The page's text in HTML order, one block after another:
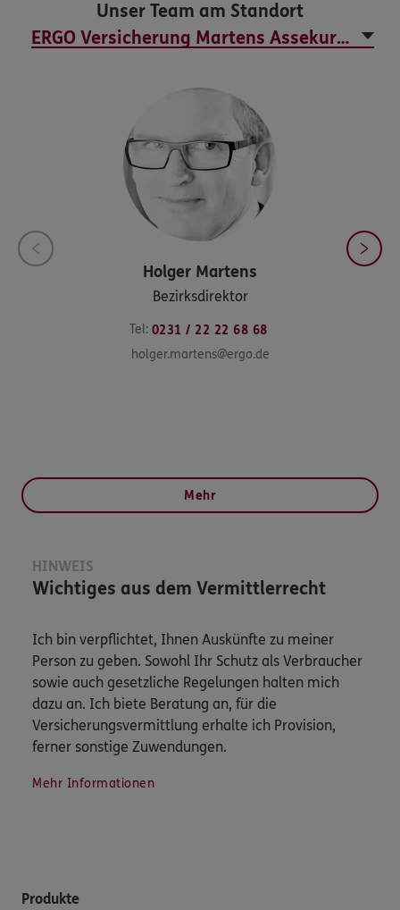
Unser Team am Standort
Holger Martens
Bezirksdirektor
Tel: 0231 / 22 22 68 68
holger.martens@ergo.de
Mehr
HINWEIS
Wichtiges aus dem Vermittlerrecht
Ich bin verpflichtet, Ihnen Auskünfte zu meiner
Person zu geben. Sowohl Ihr Schutz als Verbraucher
sowie auch gesetzliche Regelungen halten mich
dazu an. Ich biete Beratung an, für die
Versicherungsvermittlung erhalte ich Provision,
ferner sonstige Zuwendungen.
Mehr Informationen
Produkte